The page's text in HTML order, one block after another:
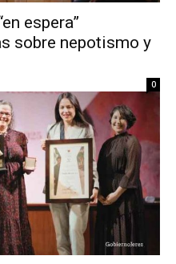
espera”
sobre nepotismo y
0